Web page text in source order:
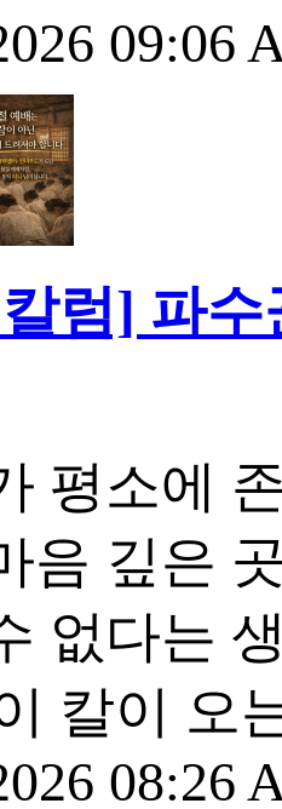
09:06
럼] 파
평소에
음 깊은
없다는
칼이 오
08:26